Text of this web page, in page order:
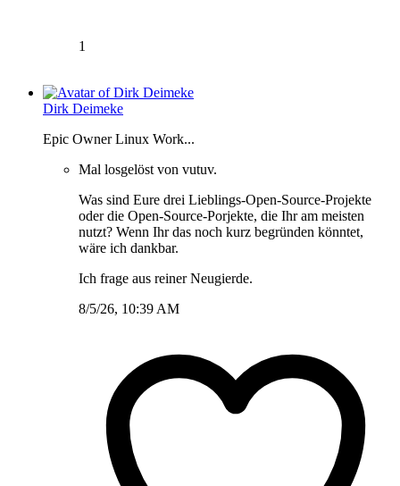
1
Dirk Deimeke
Epic Owner Linux Work...
Mal losgelöst von vutuv.
Was sind Eure drei Lieblings-Open-Source-Projekte
oder die Open-Source-Porjekte, die Ihr am meisten
nutzt? Wenn Ihr das noch kurz begründen könntet,
wäre ich dankbar.
Ich frage aus reiner Neugierde.
8/5/26, 10:39 AM